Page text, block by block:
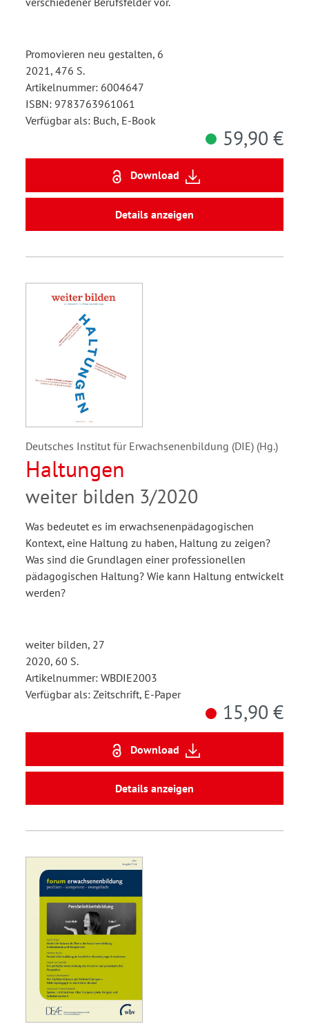
Promovieren neu gestalten, 6
2021, 476 S.
Artikelnummer: 6004647
ISBN: 9783763961061
Verfügbar als: Buch, E-Book
59,90 €
Download
Details anzeigen
Deutsches Institut für Erwachsenenbildung (DIE) (Hg.)
Haltungen
weiter bilden 3/2020
Was bedeutet es im erwachsenenpädagogischen
Kontext, eine Haltung zu haben, Haltung zu zeigen?
Was sind die Grundlagen einer professionellen
pädagogischen Haltung? Wie kann Haltung entwickelt
werden?
weiter bilden, 27
2020, 60 S.
Artikelnummer: WBDIE2003
Verfügbar als: Zeitschrift, E-Paper
15,90 €
Download
Details anzeigen